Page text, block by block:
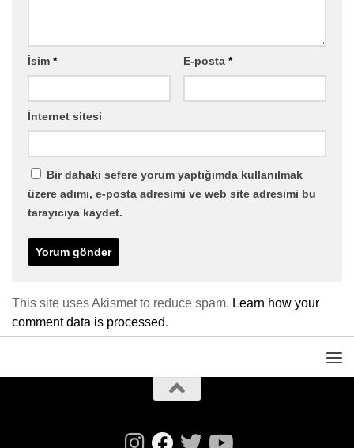
İsim * E-posta *
İnternet sitesi
Bir dahaki sefere yorum yaptığımda kullanılmak
üzere adımı, e-posta adresimi ve web site adresimi bu
tarayıcıya kaydet.
This site uses Akismet to reduce spam. Learn how your
comment data is processed.